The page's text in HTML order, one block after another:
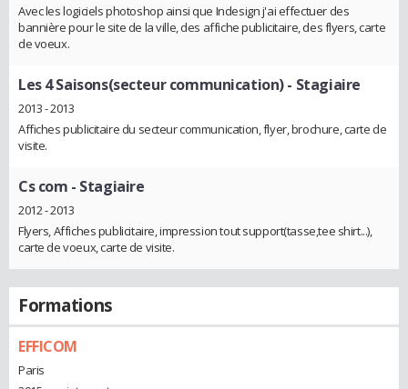
Avec les logiciels photoshop ainsi que Indesign j'ai effectuer des
bannière pour le site de la ville, des affiche publicitaire, des flyers, carte
de voeux.
Les 4 Saisons(secteur communication)- Stagiaire
2013 - 2013
Affiches publicitaire du secteur communication, flyer, brochure, carte de
visite.
Cs com - Stagiaire
2012 - 2013
Flyers, Affiches publicitaire, impression tout support(tasse,tee shirt...),
carte de voeux, carte de visite.
Formations
EFFICOM
Paris